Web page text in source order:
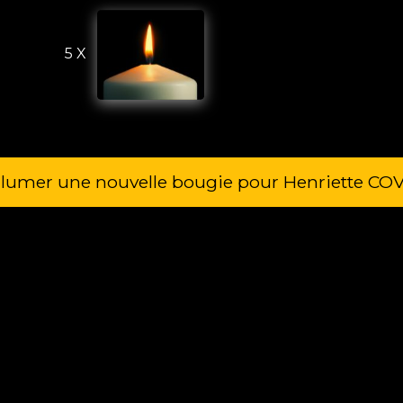
5 X
une nouvelle bougie pour Henriette